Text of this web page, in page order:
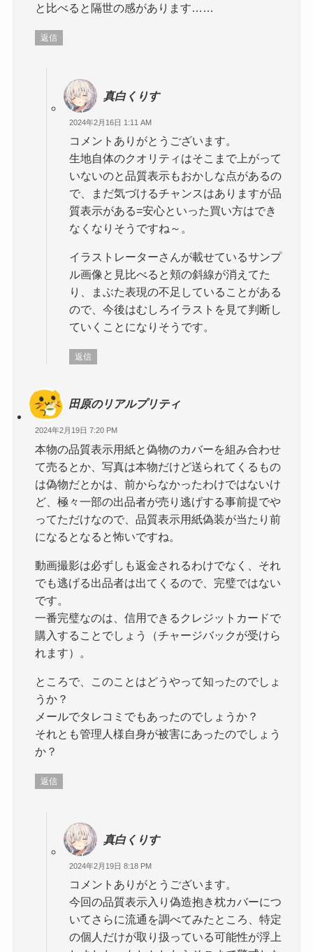
と比べると隔世の感があります……
返信
真白くりす
2024年2月16日 1:11 AM
コメントありがとうございます。
生地自体のクオリティはそこまで上がって
いないのと品質表示もおかしな点があるの
で、まだ気づけるチャンスはありますが品
質表示がある=安心といった買い方はでき
なくなりそうですね～。
イラストレーターさんが載せているサンプ
ル画像と見比べると頬の斜線が消えてた
り、まぶた表現の不足していることがある
ので、今後はむしろイラストを見て判断し
ていくことになりそうです。
返信
田原のリアルプリティ
2024年2月19日 7:20 PM
本物の品質表示用紙と偽物のカバーを組み合わせ
て売るとか、写真は本物だけど送られてくるもの
は偽物だとかは、前からなかったわけではないけ
ど、極々一部の出品者が売り逃げする事前提でや
ってただけなので、品質表示用紙偽装が当たり前
になるとなると怖いですね。
動画撮影は必ずしも返金されるわけでなく、それ
でも逃げる出品者は出てくるので、完璧ではない
です。
一番完璧なのは、信用できるクレジットカードで
購入することでしょう（チャージバックが受けら
れます）。
ところで、このことはどうやって知ったのでしょ
うか？
メールでタレコミでもあったのでしょうか？
それとも管理人様自身が被害にあったのでしょう
か？
返信
真白くりす
2024年2月19日 8:18 PM
コメントありがとうございます。
今回の品質表示入り偽造抱き枕カバーにつ
いてさらに流通を調べてみたところ、特定
の個人だけが取り扱っている可能性が浮上